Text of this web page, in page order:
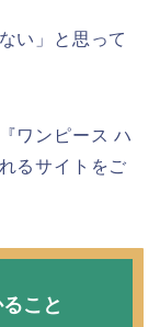
い」と思って
ワンピース ハ
るサイトをご
こと